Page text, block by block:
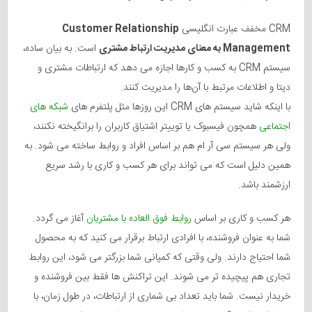
CRM مخفف عبارت انگلیسی
Customer Relationship
Management به معنای مدیریت ارتباط مشتری
است. به بیان ساده،
سیستم CRM به کسب و کارها اجازه می دهد که ارتباطات مشتری و
دیتا و اطلاعات مرتبط با آن‌ها را مدیریت کنند.
با اینکه شاید سیستم‌ های CRM این روزها مثل پلتفرم‌ های
شبکه های
اجتماعی همچون فیسبوک یا توییتر اشتیاق کاربران را برانگیخته نکنند،
ولی هر سیستم سی آر ام هم بر اساس افراد و روابط ساخته می شود. به
همین دلیل است که می تواند برای هر کسب و کاری با رشد سریع
ارزشمند باشد.
هر کسب و کاری بر اساس روابط فوق العاده با مشتریانآغاز می گردد.
شما به عنوان فروشنده، با افرادی ارتباط برقرار می کنید که به محصول
شما احتیاج دارند. ولی وقتی که کمپانی شما بزرگتر می شود، این روابط
تجاری هم پیچیده تر می شوند. این تراکنش ها فقط بین فروشنده و
خریدار نیست. شما باید تعداد بی شماری از ارتباطات، در طول زمان، با